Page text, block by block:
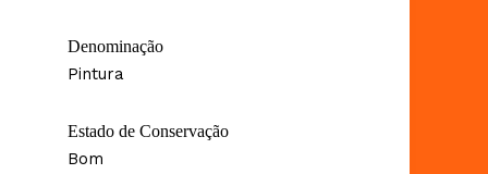
Denominação
Pintura
Estado de Conservação
Bom